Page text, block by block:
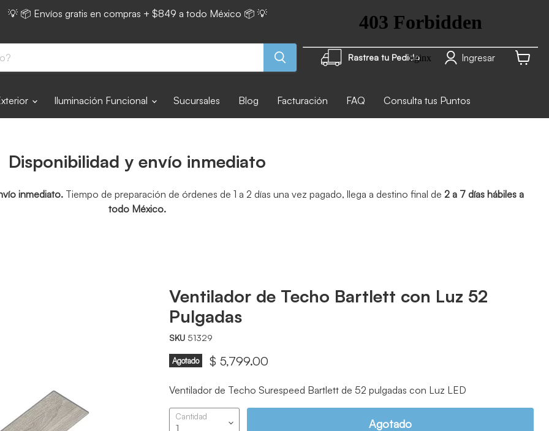
💡 📦 Envíos gratis en compras + $849 a todo México 📦 💡
Rastrea tu Pedido Ingresar
Iluminación Funcional Sucursales Blog Facturación FAQ Consulta tus Puntos
Disponibilidad y envío inmediato
inmediato. Tiempo de preparación de órdenes de 1 a 2 días una vez pagado, llega a destino final de 2 a 7 días hábiles a
todo México.
Ventilador de Techo Bartlett con Luz 52
Pulgadas
SKU 51329
Agotado Precio actual
$ 5,799.00
Ventilador de Techo Surespeed Bartlett de 52 pulgadas con Luz LED
Cantidad
Agotado